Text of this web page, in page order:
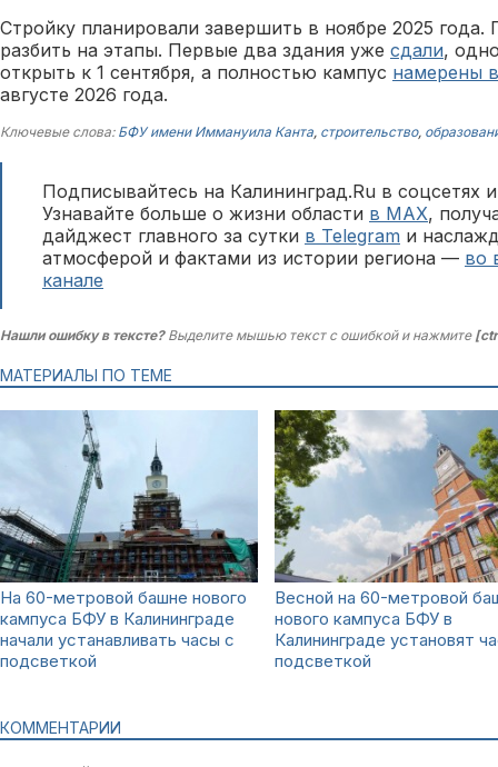
Стройку планировали завершить в ноябре 2025
разбить на этапы. Первые два здания уже сдали,
открыть к 1 сентября, а полностью кампус намерены
августе 2026 года.
Ключевые слова: БФУ имени Иммануила Канта, строительство,
Подписывайтесь на Калининград.Ru в соцсетях
Узнавайте больше о жизни области в MAX,
дайджест главного за сутки в Telegram и
атмосферой и фактами из истории региона — во
канале
Нашли ошибку в тексте?Выделите мышью текст с ошибкой и нажмите
МАТЕРИАЛЫ ПО ТЕМЕ
На 60-метровой башне нового
кампуса БФУ в Калининграде
начали устанавливать часы с
подсветкой
Весной на 60-метровой
нового кампуса БФУ в
Калининграде установят
подсветкой
КОММЕНТАРИИ